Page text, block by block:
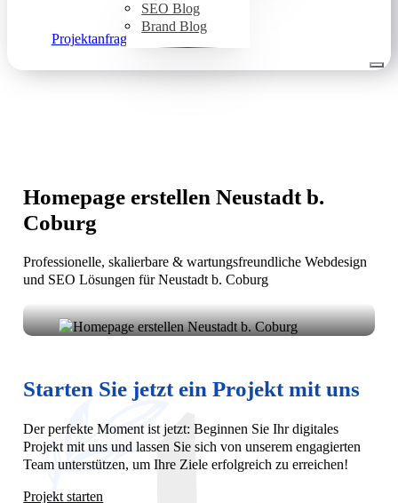
SEO Blog
Brand Blog
Projektanfrage
Homepage erstellen Neustadt b.
Coburg
Professionelle, skalierbare & wartungsfreundliche Webdesign
und SEO Lösungen für Neustadt b. Coburg
digital sichtbar machen.
Starten Sie jetzt ein Projekt mit uns
Der perfekte Moment ist jetzt: Beginnen Sie Ihr digitales
Projekt mit uns und lassen Sie sich von unserem engagierten
Team unterstützen, um Ihre Ziele erfolgreich zu erreichen!
Projekt starten